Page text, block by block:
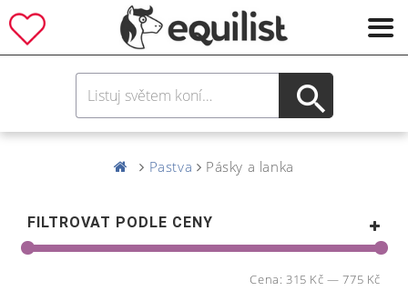
Pastva Pásky a lanka
FILTROVAT PODLE CENY
Cena: 315 Kč —775 Kč